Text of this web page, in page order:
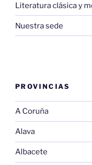
Literatura clásica y
Nuestra sede
PROVINCIAS
A Coruña
Alava
Albacete